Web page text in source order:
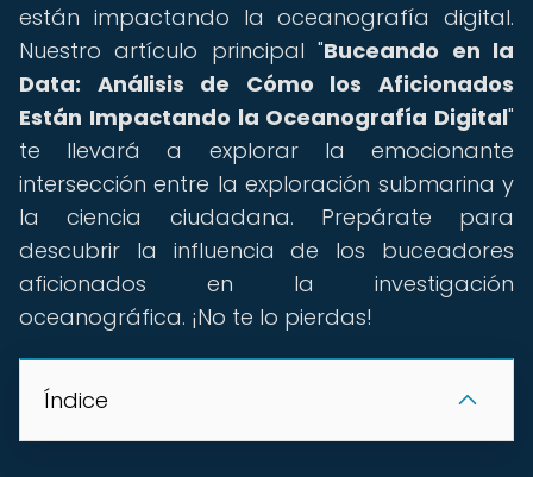
están impactando la oceanografía digital.
Nuestro artículo principal "Buceando en la
Data: Análisis de Cómo los Aficionados
Están Impactando la Oceanografía Digital"
te llevará a explorar la emocionante
intersección entre la exploración submarina y
la ciencia ciudadana. Prepárate para
descubrir la influencia de los buceadores
aficionados en la investigación
oceanográfica. ¡No te lo pierdas!
Índice